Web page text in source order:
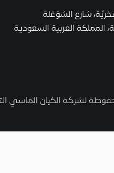
شارع الشوْعَلة
المملكة العربية السعودية
لشركة الكيان الماسي التجارية